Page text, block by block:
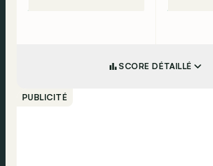
SCORE DÉTAILLÉ
PUBLICITÉ